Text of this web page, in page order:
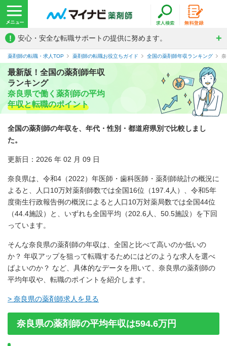
! 安心・安全な転職サポートの提供に努めます。
薬剤師の転職・求人TOP 薬剤師の転職お役立ちガイド 全国の薬剤師年収ランキング
最新版！全国の薬剤師年収
ランキング
奈良県で働く薬剤師の平均
年収と転職のポイント
全国の薬剤師の年収を、年代・性別・都道府県別で比較しまし
た。
更新日：2026 年 02 月 09 日
奈良県は、令和4（2022）年医師・歯科医師・薬剤師統計の概況に
よると、人口10万対薬剤師数では全国16位（197.4人）、令和5年
度衛生行政報告例の概況によると人口10万対薬局数では全国44位
（44.4施設）と、いずれも全国平均（202.6人、50.5施設）を下回
っています。
そんな奈良県の薬剤師の年収は、全国と比べて高いのか低いの
か？ 年収アップを狙って転職するためにはどのような求人を選べ
ばよいのか？ など、具体的なデータを用いて、奈良県の薬剤師の
平均年収や、転職のポイントを紹介します。
> 奈良県の薬剤師求人を見る
奈良県の薬剤師の平均年収は594.6万円